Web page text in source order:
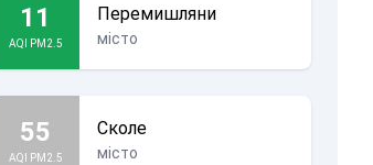
11
AQI PM2.5
Перемишляни
місто
55
AQI PM2.5
Сколе
місто